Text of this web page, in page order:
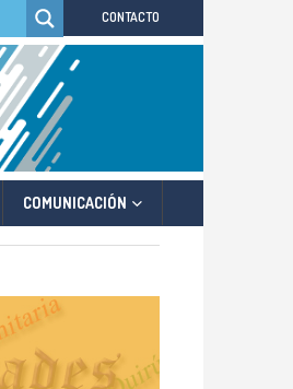
CONTACTO
COMUNICACIÓN